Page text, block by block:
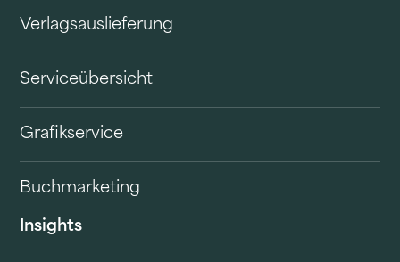
Verlagsauslieferung
Serviceübersicht
Grafikservice
Buchmarketing
Insights